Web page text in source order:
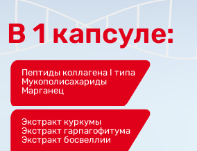
В 1 капсуле:
Пептиды коллагена I типа
Мукополисахариды
Марганец
Экстракт куркумы
Экстракт гарпагофитума
Экстракт босвеллии